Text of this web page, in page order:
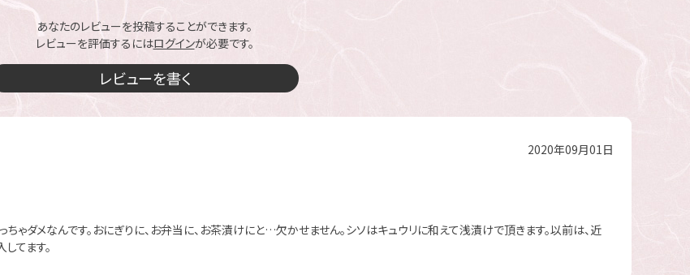
あなたのレビューを投稿することができます。
レビューを評価するにはログインが必要です。
レビューを書く
2020年09月01日
ゃダメなんです。おにぎりに、お弁当に、お茶漬けにと…欠かせません。シソはキュウリに和えて浅漬けで頂きます。以前は、近
てます。